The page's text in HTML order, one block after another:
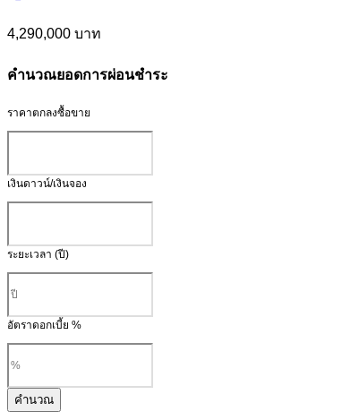
4,290,000 บาท
คำนวณยอดการผ่อนชำระ
ราคาตกลงซื้อขาย
เงินดาวน์/เงินจอง
ระยะเวลา (ปี)
อัตราดอกเบี้ย %
คำนวณ